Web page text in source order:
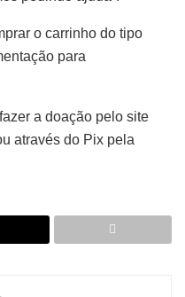
o carrinho do tipo
para
a doação pelo site
através do Pix pela